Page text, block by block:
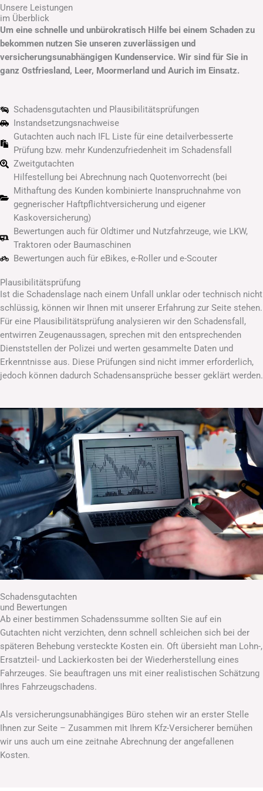
Unsere Leistungen
im Überblick
Um eine schnelle und unbürokratisch Hilfe bei einem Schaden zu
bekommen nutzen Sie unseren zuverlässigen und
versicherungsunabhängigen Kundenservice. Wir sind für Sie in
ganz Ostfriesland, Leer, Moormerland und Aurich im Einsatz.
Schadensgutachten und Plausibilitätsprüfungen
Instandsetzungsnachweise
Gutachten auch nach IFL Liste für eine detailverbesserte
Prüfung bzw. mehr Kundenzufriedenheit im Schadensfall
Zweitgutachten
Hilfestellung bei Abrechnung nach Quotenvorrecht (bei
Mithaftung des Kunden kombinierte Inanspruchnahme von
gegnerischer Haftpflichtversicherung und eigener
Kaskoversicherung)
Bewertungen auch für Oldtimer und Nutzfahrzeuge, wie LKW,
Traktoren oder Baumaschinen
Bewertungen auch für eBikes, e-Roller und e-Scouter
Plausibilitätsprüfung
Ist die Schadenslage nach einem Unfall unklar oder technisch nicht
schlüssig, können wir Ihnen mit unserer Erfahrung zur Seite stehen.
Für eine Plausibilitätsprüfung analysieren wir den Schadensfall,
entwirren Zeugenaussagen, sprechen mit den entsprechenden
Dienststellen der Polizei und werten gesammelte Daten und
Erkenntnisse aus. Diese Prüfungen sind nicht immer erforderlich,
jedoch können dadurch Schadensansprüche besser geklärt werden.
Schadensgutachten
und Bewertungen
Ab einer bestimmen Schadenssumme sollten Sie auf ein
Gutachten nicht verzichten, denn schnell schleichen sich bei der
späteren Behebung versteckte Kosten ein. Oft übersieht man Lohn-,
Ersatzteil- und Lackierkosten bei der Wiederherstellung eines
Fahrzeuges. Sie beauftragen uns mit einer realistischen Schätzung
Ihres Fahrzeugschadens.
Als versicherungsunabhängiges Büro stehen wir an erster Stelle
Ihnen zur Seite – Zusammen mit Ihrem Kfz-Versicherer bemühen
wir uns auch um eine zeitnahe Abrechnung der angefallenen
Kosten.